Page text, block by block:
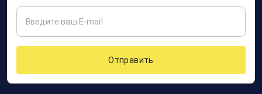
Отправить